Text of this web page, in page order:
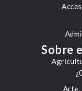
Arte,
Sobre